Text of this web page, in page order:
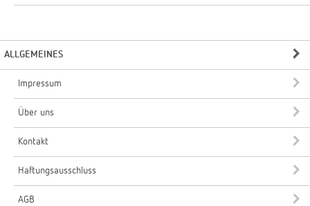
ALLGEMEINES
Impressum
Über uns
Kontakt
Haftungsausschluss
AGB